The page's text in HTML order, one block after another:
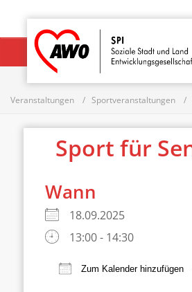
Startseite
Veranstaltungen Sportveranstaltungen
Sport für
Wann
18.09.2025
13:00 - 14:30
Zum Kalender hinzufügen